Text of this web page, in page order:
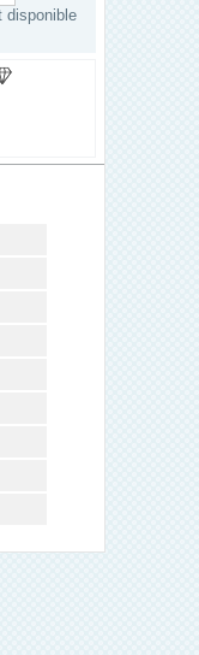
disponible